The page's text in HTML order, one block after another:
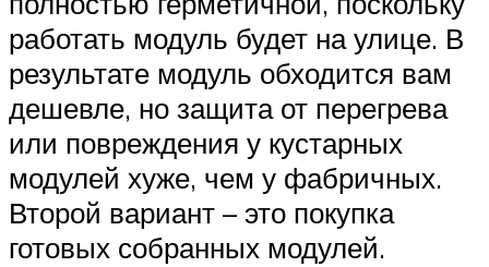
работать модуль будет на улице. В
результате модуль обходится вам
дешевле, но защита от перегрева
или повреждения у кустарных
модулей хуже, чем у фабричных.
Второй вариант – это покупка
готовых собранных модулей.